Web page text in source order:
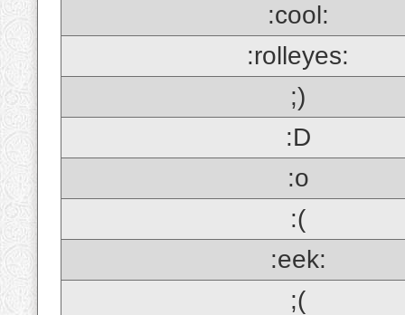
:cool:
:rolleyes:
;)
:D
:o
:(
:eek:
;(